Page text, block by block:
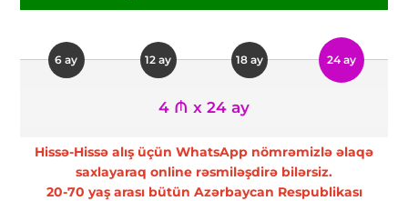
6 ay 12 ay 18 ay 24 ay
4 ₼ x 24 ay
Hissə-Hissə alış üçün WhatsApp nömrəmizlə əlaqə
saxlayaraq online rəsmiləşdirə bilərsiz.
20-70 yaş arası bütün Azərbaycan Respublikası